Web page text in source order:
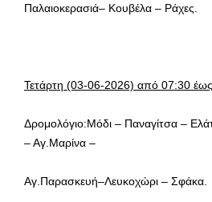
Παλαιοκερασιά– Κουβέλα – Ράχες.
Τετάρτη (03-06-2026) από 07:30
Δρομολόγιο:Μόδι – Παναγίτσα –
– Αγ.Μαρίνα –
Αγ.Παρασκευή–Λευκοχώρι – Σφάκα.